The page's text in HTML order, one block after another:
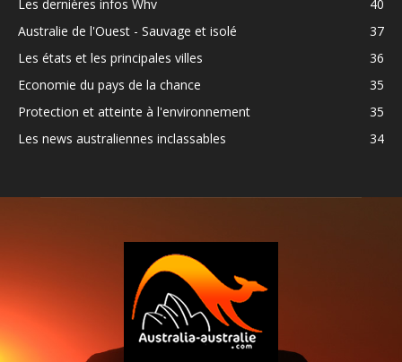
Les dernières infos Whv
40
Australie de l'Ouest - Sauvage et isolé
37
Les états et les principales villes
36
Economie du pays de la chance
35
Protection et atteinte à l'environnement
35
Les news australiennes inclassables
34